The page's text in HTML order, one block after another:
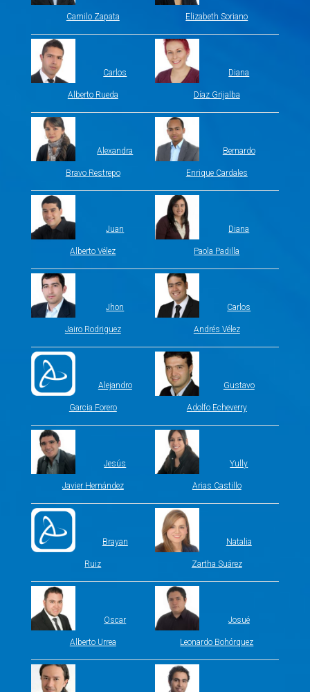
Camilo Zapata Elizabeth Soriano
Carlos
Alberto Rueda
Diana
Díaz Grijalba
Alexandra
Bravo Restrepo
Bernardo
Enrique Cardales
Juan
Alberto Vélez
Diana
Paola Padilla
Jhon
Jairo Rodriguez
Carlos
Andrés Vélez
Alejandro
Garcia Forero
Gustavo
Adolfo Echeverry
Jesús
Javier Hernández
Yully
Arias Castillo
Brayan
Ruiz
Natalia
Zartha Suárez
Oscar
Alberto Urrea
Josué
Leonardo Bohórquez